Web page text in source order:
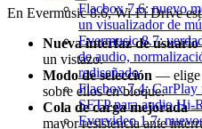
Flacbox 7.6: nuevo
un visualizador de
Evermusic 8.7:
de audio,
rediseñado
Flacbox 7.4: CarPlay
SFTP para audio Hi-
Evervideo 1.7:
En Evermusic 8.6, Wi-Fi Drive
Nueva interfaz de usuario
un vistazo.
Modo de selección — elige
sobre ellos en bloque.
Cola de carga mejorada—
mayor resistencia ante